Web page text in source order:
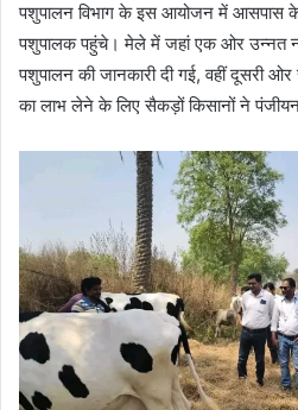
पशुपालन विभाग के इस आयोजन में आसपास के
पशुपालक पहुंचे। मेले में जहां एक ओर उन्नत
पशुपालन की जानकारी दी गई, वहीं दूसरी
का लाभ लेने के लिए सैकड़ों किसानों ने पंजीयन